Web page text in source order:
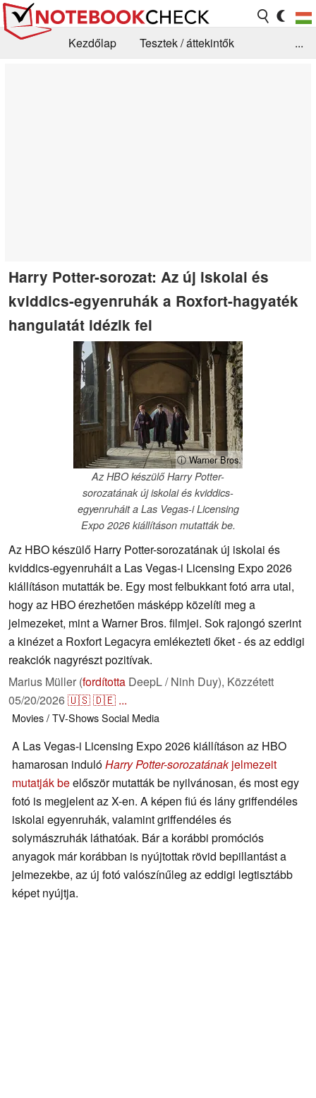
Kezdőlap
Tesztek / áttekintők
...
Harry Potter-sorozat: Az új iskolai és
kviddics-egyenruhák a Roxfort-hagyaték
hangulatát idézik fel
ⓘ Warner Bros.
Az HBO készülő Harry Potter-
sorozatának új iskolai és kviddics-
egyenruháit a Las Vegas-i Licensing
Expo 2026 kiállításon mutatták be.
Az HBO készülő Harry Potter-sorozatának új iskolai és
kviddics-egyenruháit a Las Vegas-i Licensing Expo 2026
kiállításon mutatták be. Egy most felbukkant fotó arra utal,
hogy az HBO érezhetően másképp közelíti meg a
jelmezeket, mint a Warner Bros. filmjei. Sok rajongó szerint
a kinézet a Roxfort Legacyra emlékezteti őket - és az eddigi
reakciók nagyrészt pozitívak.
Marius Müller (fordította DeepL / Ninh Duy), Közzétett
05/20/2026🇺🇸🇩🇪 ...
Movies / TV-ShowsSocial Media
A Las Vegas-i Licensing Expo 2026 kiállításon az HBO
hamarosan indulóHarry Potter-sorozatánakjelmezeit
mutatják beelőször mutatták be nyilvánosan, és most egy
fotó is megjelent az X-en. A képen fiú és lány griffendéles
iskolai egyenruhák, valamint griffendéles és
solymászruhák láthatóak. Bár a korábbi promóciós
anyagok már korábban is nyújtottak rövid bepillantást a
jelmezekbe, az új fotó valószínűleg az eddigi legtisztább
képet nyújtja.